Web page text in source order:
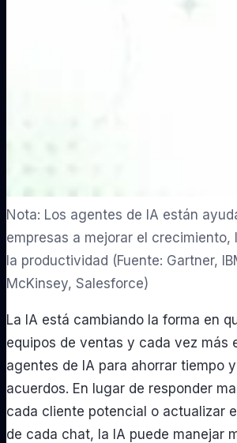
Nota: Los agentes de IA están
empresas a mejorar el crecimiento,
la productividad (Fuente: Gartner,
McKinsey, Salesforce)
La IA está cambiando la forma en
equipos de ventas y cada vez más
agentes de IA para ahorrar tiempo
acuerdos. En lugar de responder
cada cliente potencial o actualizar
de cada chat, la IA puede manejar